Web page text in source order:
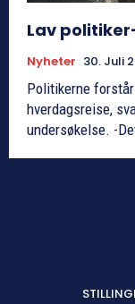
Lav
Nyheter 30. Juli
Politikerne
hverdagsreise,
undersøkelse. -